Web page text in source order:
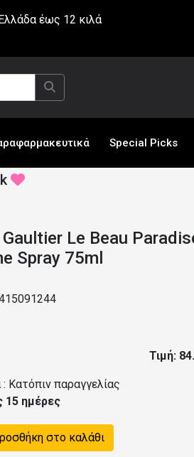
έως 12 κιλά
Special Picks
Le Beau
Spray 75ml
Τιμή:
Κατόπιν παραγγελίας
15 ημέρες
στο καλάθι